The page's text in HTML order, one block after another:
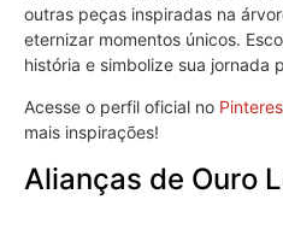
outras peças inspiradas na
eternizar momentos únicos.
história e simbolize sua jornada
Acesse o perfil oficial no
mais inspirações!
Alianças de Ouro